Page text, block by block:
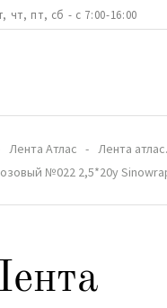
чт, пт, сб - с 7:00-16:00
Лента Атлас
Лента
№022 2,5*20y